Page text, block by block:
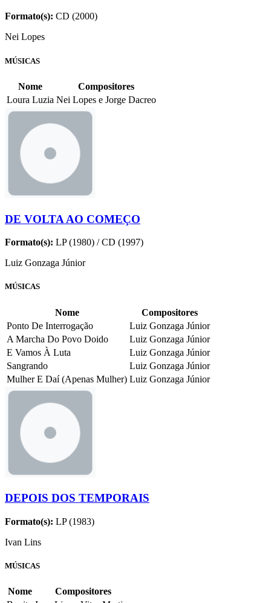
Formato(s): CD (2000)
Nei Lopes
MÚSICAS
Nome
Compositores
Loura Luzia Nei Lopes e Jorge Dacreo
DE VOLTA AO COMEÇO
Formato(s): LP (1980) / CD (1997)
Luiz Gonzaga Júnior
MÚSICAS
Nome
Compositores
Ponto De Interrogação
Luiz Gonzaga Júnior
A Marcha Do Povo Doido
Luiz Gonzaga Júnior
E Vamos À Luta
Luiz Gonzaga Júnior
Sangrando
Luiz Gonzaga Júnior
Mulher E Daí (Apenas Mulher) Luiz Gonzaga Júnior
DEPOIS DOS TEMPORAIS
Formato(s): LP (1983)
Ivan Lins
MÚSICAS
Nome
Compositores